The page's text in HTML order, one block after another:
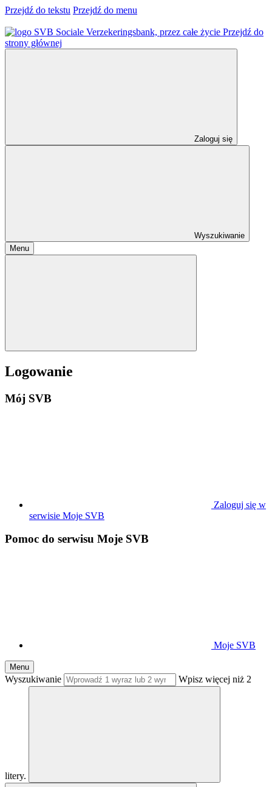
Przejdź do tekstu Przejdź do menu
Przejdź do
strony głównej
Zaloguj się
Wyszukiwanie
Menu
Logowanie
Mój SVB
Zaloguj się w
serwisie Moje SVB
Pomoc do serwisu Moje SVB
Moje SVB
Menu
Wyszukiwanie Wpisz więcej niż 2
litery.